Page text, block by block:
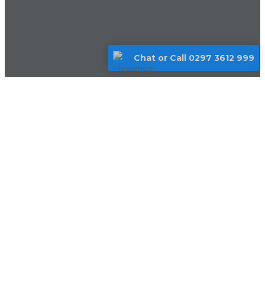
Chat or Call 0297 3612 999